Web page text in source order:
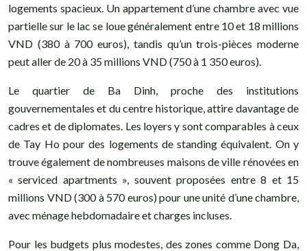
logements spacieux. Un appartement d’une chambre avec vue
partielle sur le lac se loue généralement entre 10 et 18 millions
VND (380 à 700 euros), tandis qu’un trois-pièces moderne
peut aller de 20 à 35 millions VND (750 à 1 350 euros).
Le quartier de Ba Dinh, proche des institutions
gouvernementales et du centre historique, attire davantage de
cadres et de diplomates. Les loyers y sont comparables à ceux
de Tay Ho pour des logements de standing équivalent. On y
trouve également de nombreuses maisons de ville rénovées en
« serviced apartments », souvent proposées entre 8 et 15
millions VND (300 à 570 euros) pour une unité d’une chambre,
avec ménage hebdomadaire et charges incluses.
Pour les budgets plus modestes, des zones comme Dong Da,